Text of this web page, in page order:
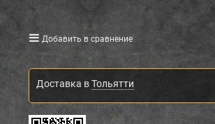
Добавить в сравнение
Доставка вТольятти